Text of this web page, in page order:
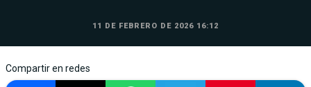
11 DE FEBRERO DE 2026 16:12
Compartir en redes